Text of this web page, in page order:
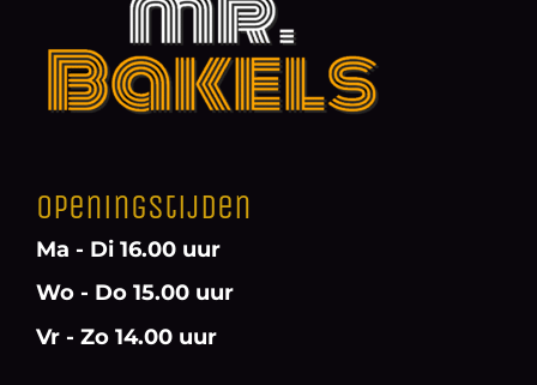
Openingstijden
Ma - Di 16.00 uur
Wo - Do 15.00 uur
Vr - Zo 14.00 uur